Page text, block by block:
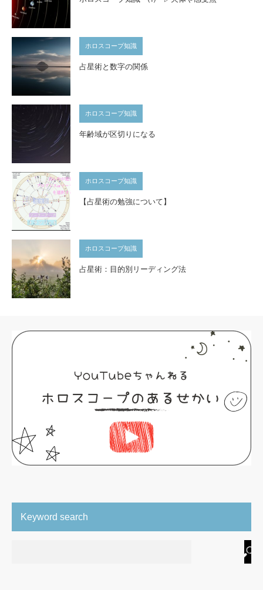
ホロスコープ知識
占星術と数字の関係
ホロスコープ知識
年齢域が区切りになる
ホロスコープ知識
【占星術の勉強について】
ホロスコープ知識
占星術：目的別リーディング法
Keyword search